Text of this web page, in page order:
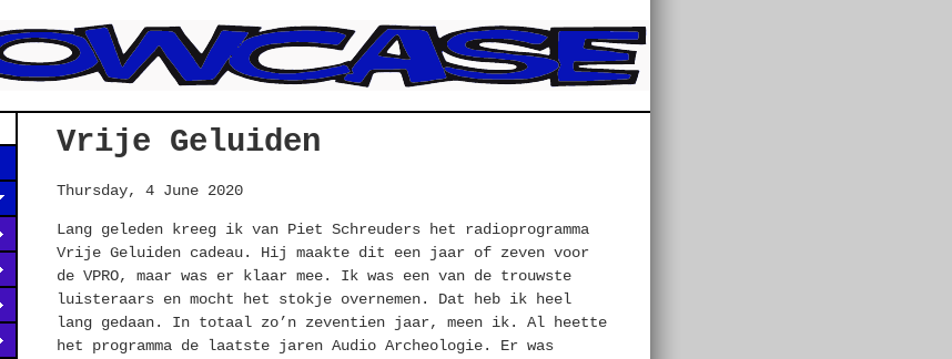
Vrije Geluiden
Thursday, 4 June 2020
Lang geleden kreeg ik van Piet Schreuders het radioprogramma
Vrije Geluiden cadeau. Hij maakte dit een jaar of zeven voor
de VPRO, maar was er klaar mee. Ik was een van de trouwste
luisteraars en mocht het stokje overnemen. Dat heb ik heel
lang gedaan. In totaal zo’n zeventien jaar, meen ik. Al heette
het programma de laatste jaren Audio Archeologie. Er was